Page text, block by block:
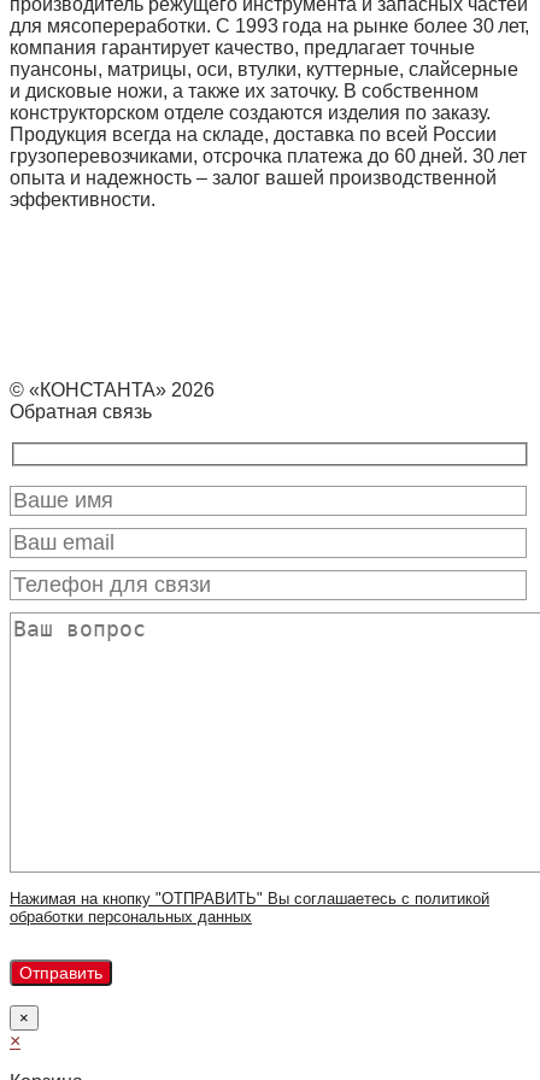
производитель режущего инструмента и запасных частей
для мясопереработки. С 1993 года на рынке более 30 лет,
компания гарантирует качество, предлагает точные
пуансоны, матрицы, оси, втулки, куттерные, слайсерные
и дисковые ножи, а также их заточку. В собственном
конструкторском отделе создаются изделия по заказу.
Продукция всегда на складе, доставка по всей России
грузоперевозчиками, отсрочка платежа до 60 дней. 30 лет
опыта и надежность – залог вашей производственной
эффективности.
© «КОНСТАНТА» 2026
Обратная связь
Нажимая на кнопку "ОТПРАВИТЬ" Вы соглашаетесь с политикой
обработки персональных данных
×
×